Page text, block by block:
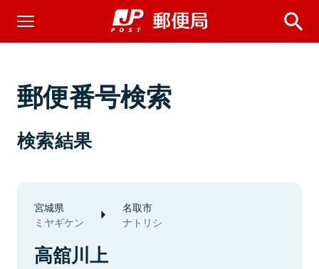
郵便番号検索
検索結果
宮城県
ミヤギケン
名取市
ナトリシ
高舘川上